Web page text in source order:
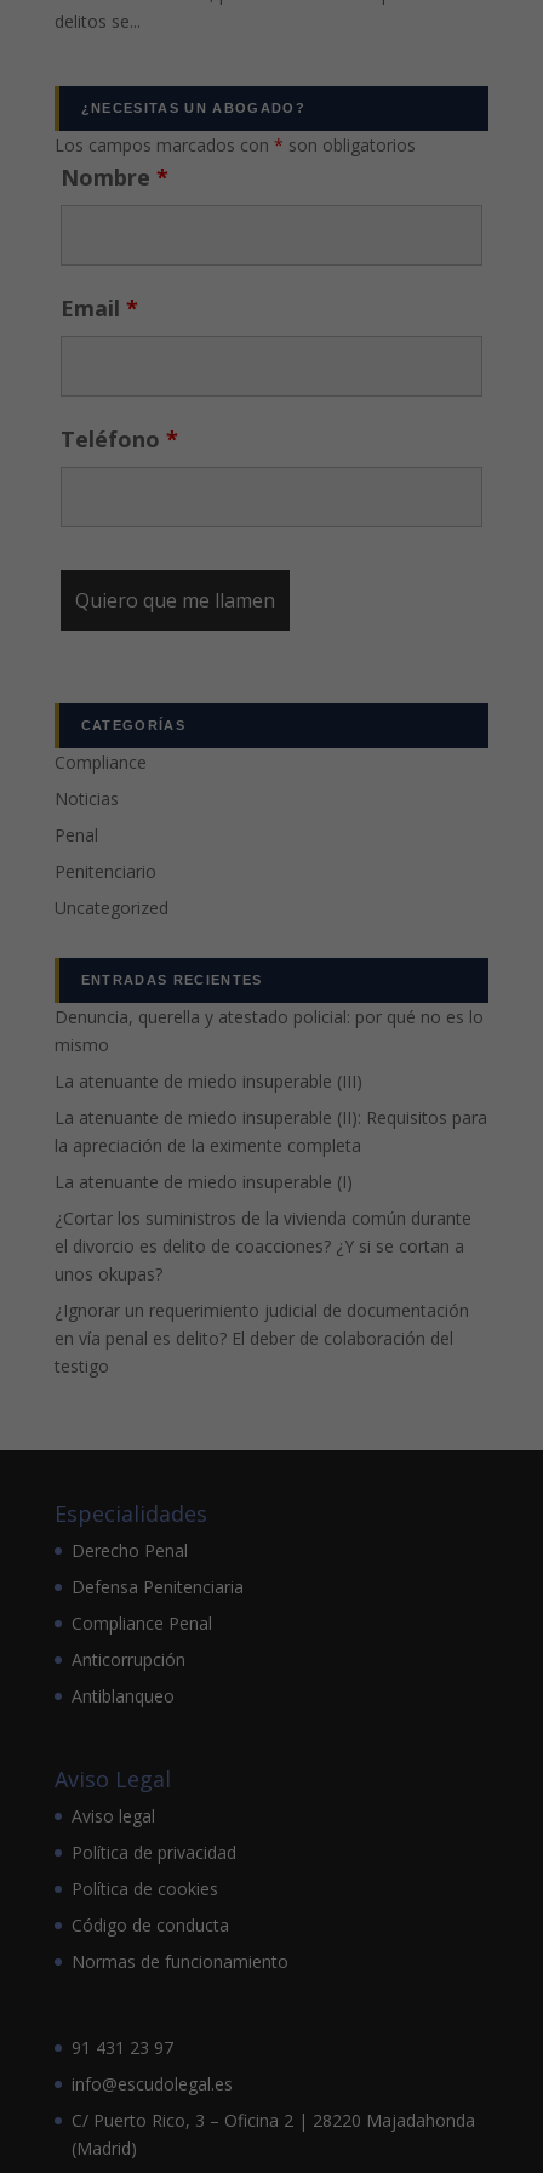
delitos se...
¿NECESITAS UN ABOGADO?
Los campos marcados con * son obligatorios
Nombre *
Email *
Teléfono *
CATEGORÍAS
Compliance
Noticias
Penal
Penitenciario
Uncategorized
ENTRADAS RECIENTES
Denuncia, querella y atestado policial: por qué no es lo
mismo
La atenuante de miedo insuperable (III)
La atenuante de miedo insuperable (II): Requisitos para
la apreciación de la eximente completa
La atenuante de miedo insuperable (I)
¿Cortar los suministros de la vivienda común durante
el divorcio es delito de coacciones? ¿Y si se cortan a
unos okupas?
¿Ignorar un requerimiento judicial de documentación
en vía penal es delito? El deber de colaboración del
testigo
Especialidades
Derecho Penal
Defensa Penitenciaria
Compliance Penal
Anticorrupción
Antiblanqueo
Aviso Legal
Aviso legal
Política de privacidad
Política de cookies
Código de conducta
Normas de funcionamiento
91 431 23 97
info@escudolegal.es
C/ Puerto Rico, 3 – Oficina 2 | 28220 Majadahonda
(Madrid)